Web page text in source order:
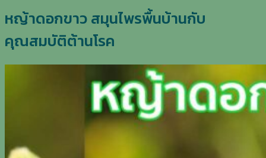
หญ้าดอกขาว สมุนไพรพื้นบ้านกับ
คุณสมบัติต้านโรค